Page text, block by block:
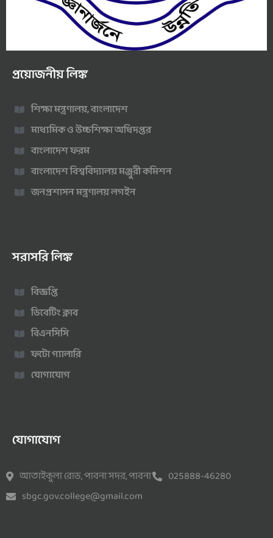
প্রয়োজনীয় লিঙ্ক
শিক্ষা মন্ত্রণালয়, বাংলাদেশ
মাধ্যমিক ও উচ্চশিক্ষা অধিদপ্তর
বাংলাদেশ ফরম
বাংলাদেশ বিশ্ববিদ্যালয় মঞ্জুরী কমিশন
জনপ্রশাসন মন্ত্রণালয় লগইন
সরাসরি লিঙ্ক
বিজ্ঞপ্তি
ডিবেটিং ক্লাব
বিএনসিসি
ফটো গ্যালারি
যোগাযোগ
যোগাযোগ
আতাইকুলা রোড, পাবনা সদর, পাবনা
025888-46280
sbgc.gov.college@gmail.com